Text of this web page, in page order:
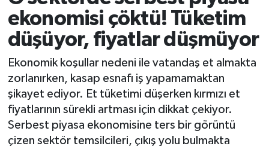
ekonomisi çöktü! Tüketim
düşüyor, fiyatlar düşmüyor
Ekonomik koşullar nedeni ile vatandaş et almakta
zorlanırken, kasap esnafı iş yapamamaktan
şikayet ediyor. Et tüketimi düşerken kırmızı et
fiyatlarının sürekli artması için dikkat çekiyor.
Serbest piyasa ekonomisine ters bir görüntü
çizen sektör temsilcileri, çıkış yolu bulmakta
Bölge
EĞİTİM
Ekonomi
Genel
Görüntülü Haber
Antalya Trafik Yoğunluk Haritası
Süper Lig Puan Durumu ve Fikstür
Tüm Manşetler
Son Dakika Haberleri
Haber Arşivi